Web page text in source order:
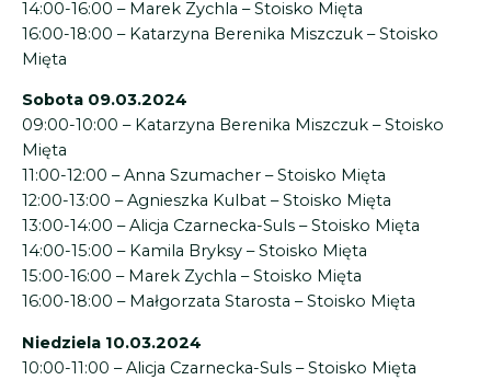
14:00-16:00 – Marek Zychla – Stoisko Mięta
16:00-18:00 – Katarzyna Berenika Miszczuk – Stoisko
Mięta
Sobota 09.03.2024
09:00-10:00 – Katarzyna Berenika Miszczuk – Stoisko
Mięta
11:00-12:00 – Anna Szumacher – Stoisko Mięta
12:00-13:00 – Agnieszka Kulbat – Stoisko Mięta
13:00-14:00 – Alicja Czarnecka-Suls – Stoisko Mięta
14:00-15:00 – Kamila Bryksy – Stoisko Mięta
15:00-16:00 – Marek Zychla – Stoisko Mięta
16:00-18:00 – Małgorzata Starosta – Stoisko Mięta
Niedziela 10.03.2024
10:00-11:00 – Alicja Czarnecka-Suls – Stoisko Mięta